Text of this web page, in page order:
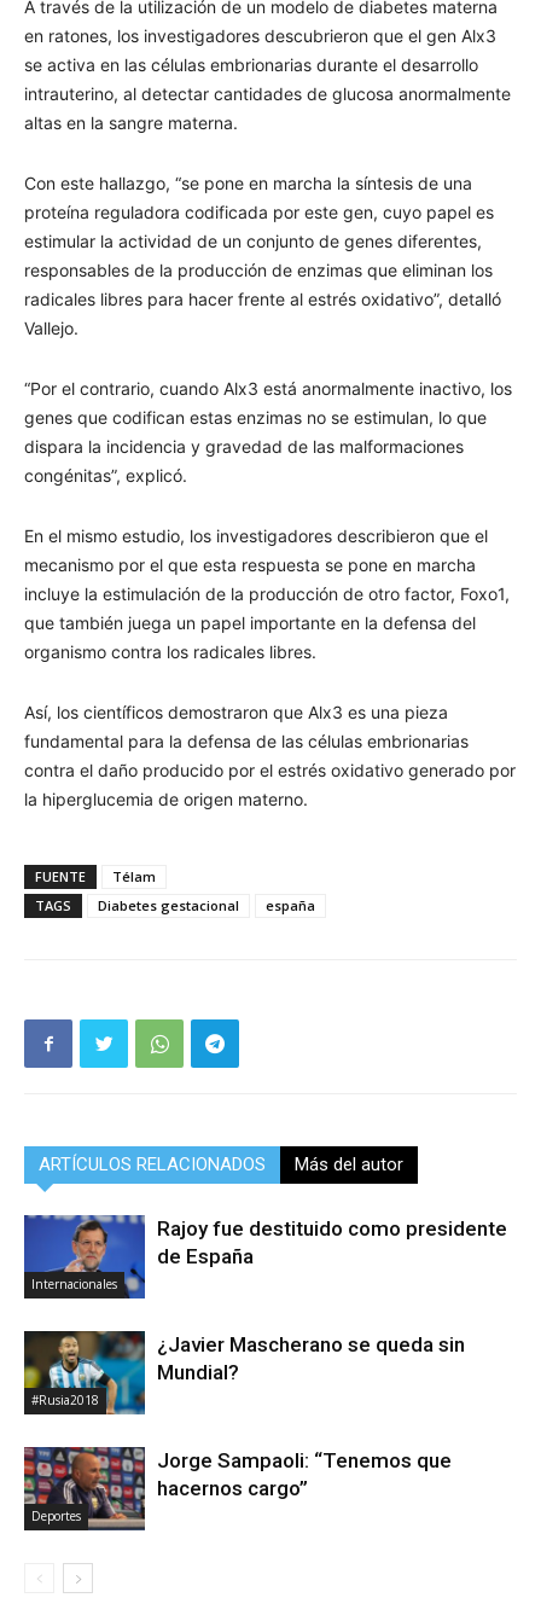
A través de la utilización de un modelo de diabetes materna
en ratones, los investigadores descubrieron que el gen Alx3
se activa en las células embrionarias durante el desarrollo
intrauterino, al detectar cantidades de glucosa anormalmente
altas en la sangre materna.
Con este hallazgo, “se pone en marcha la síntesis de una
proteína reguladora codificada por este gen, cuyo papel es
estimular la actividad de un conjunto de genes diferentes,
responsables de la producción de enzimas que eliminan los
radicales libres para hacer frente al estrés oxidativo”, detalló
Vallejo.
“Por el contrario, cuando Alx3 está anormalmente inactivo, los
genes que codifican estas enzimas no se estimulan, lo que
dispara la incidencia y gravedad de las malformaciones
congénitas”, explicó.
En el mismo estudio, los investigadores describieron que el
mecanismo por el que esta respuesta se pone en marcha
incluye la estimulación de la producción de otro factor, Foxo1,
que también juega un papel importante en la defensa del
organismo contra los radicales libres.
Así, los científicos demostraron que Alx3 es una pieza
fundamental para la defensa de las células embrionarias
contra el daño producido por el estrés oxidativo generado por
la hiperglucemia de origen materno.
FUENTE
Télam
TAGS
Diabetes gestacional españa
ARTÍCULOS RELACIONADOS Más del autor
Internacionales
Rajoy fue destituido como presidente
de España
#Rusia2018
¿Javier Mascherano se queda sin
Mundial?
Deportes
Jorge Sampaoli: “Tenemos que
hacernos cargo”